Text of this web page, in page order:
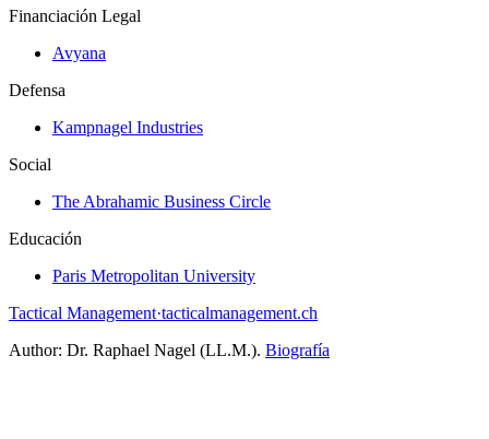
Financiación Legal
Avyana
Defensa
Kampnagel Industries
Social
The Abrahamic Business Circle
Educación
Paris Metropolitan University
Tactical Management·tacticalmanagement.ch
Author: Dr. Raphael Nagel (LL.M.). Biografía